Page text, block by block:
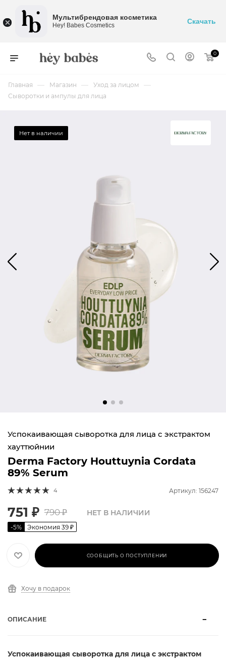
0
Главная — Магазин — Уход за лицом —
Сыворотки и ампулы для лица
Нет в наличии
Успокаивающая сыворотка для лица с экстрактом
хауттюйнии
Derma Factory Houttuynia Cordata
89% Serum
4 Артикул: 156247
751 ₽ 790₽
-5% Экономия 39 ₽
НЕТ В НАЛИЧИИ
СООБЩИТЬ О ПОСТУПЛЕНИИ
Хочу в подарок
ОПИСАНИЕ
Успокаивающая сыворотка для лица с экстрактом
Мультибрендовая косметика
Hey! Babes Cosmetics Скачать